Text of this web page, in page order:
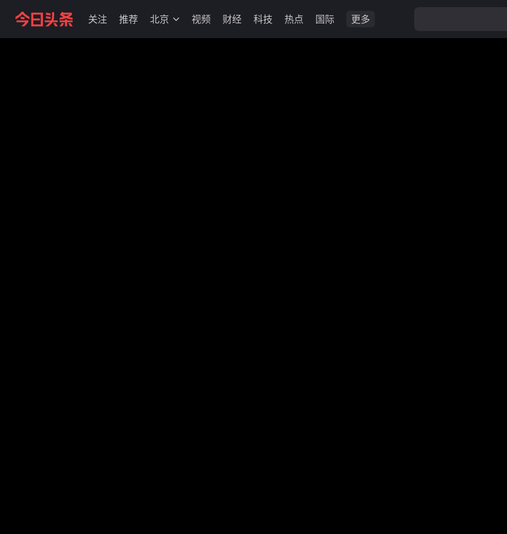
关注 推荐 北京 视频 财经 科技 热点 国际 更多